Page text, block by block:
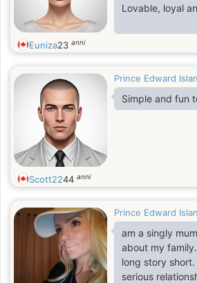
Lovable, loyal
Euniza23 anni
Prince Edward
Simple and fun
Scott2244 anni
Prince Edward
am a singly
about my
long story
serious